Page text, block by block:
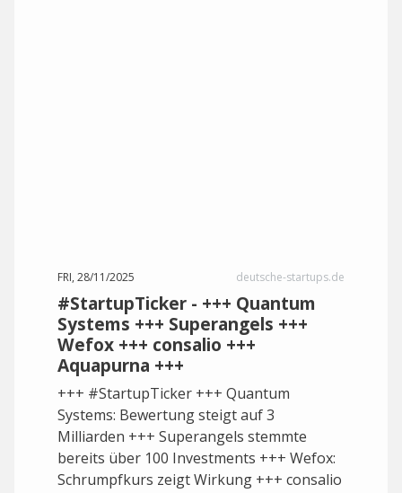
FRI, 28/11/2025 deutsche-startups.de
#StartupTicker - +++ Quantum
Systems +++ Superangels +++
Wefox +++ consalio +++
Aquapurna +++
+++ #StartupTicker +++ Quantum
Systems: Bewertung steigt auf 3
Milliarden +++ Superangels stemmte
bereits über 100 Investments +++ Wefox:
Schrumpfkurs zeigt Wirkung +++ consalio